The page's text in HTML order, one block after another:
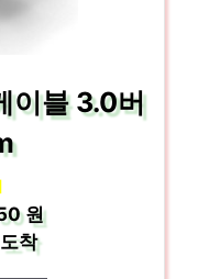
이블 3.0버
원
착